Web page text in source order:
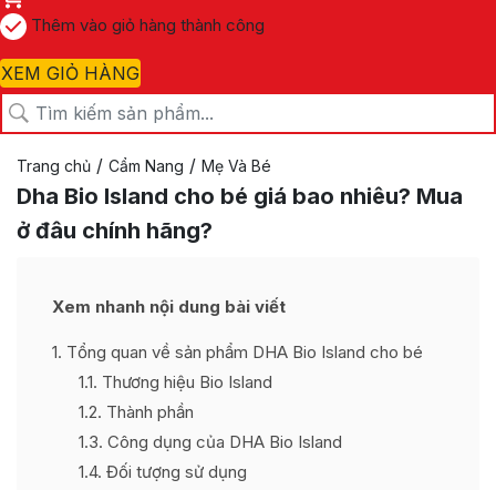
Thêm vào giỏ hàng thành công
XEM GIỎ HÀNG
Trang chủ / Cẩm Nang / Mẹ Và Bé
Dha Bio Island cho bé giá bao nhiêu? Mua
ở đâu chính hãng?
Xem nhanh nội dung bài viết
1 Tổng quan về sản phẩm DHA Bio Island cho bé
1.1 Thương hiệu Bio Island
1.2 Thành phần
1.3 Công dụng của DHA Bio Island
1.4 Đối tượng sử dụng